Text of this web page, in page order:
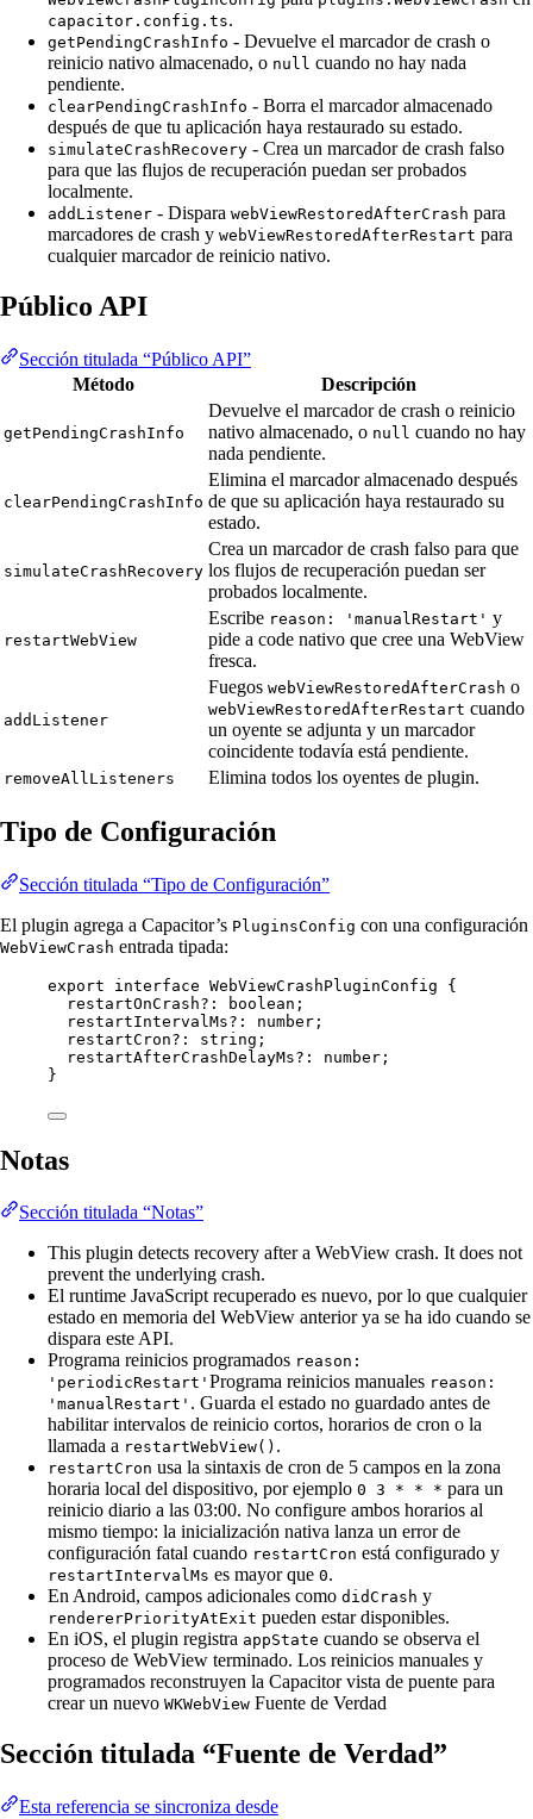
capacitor.config.ts.
getPendingCrashInfo - Devuelve el marcador de crash o
reinicio nativo almacenado, o null cuando no hay nada
pendiente.
clearPendingCrashInfo - Borra el marcador almacenado
después de que tu aplicación haya restaurado su estado.
simulateCrashRecovery - Crea un marcador de crash falso
para que las flujos de recuperación puedan ser probados
localmente.
addListener - Dispara webViewRestoredAfterCrash para
marcadores de crash y webViewRestoredAfterRestart para
cualquier marcador de reinicio nativo.
Público API
Sección titulada “Público API”
Método
Descripción
getPendingCrashInfo
Devuelve el marcador de crash o reinicio
nativo almacenado, o null cuando no hay
nada pendiente.
clearPendingCrashInfo
Elimina el marcador almacenado después
de que su aplicación haya restaurado su
estado.
simulateCrashRecovery
Crea un marcador de crash falso para que
los flujos de recuperación puedan ser
probados localmente.
restartWebView
Escribe reason: 'manualRestart' y
pide a code nativo que cree una WebView
fresca.
addListener
Fuegos webViewRestoredAfterCrash o
webViewRestoredAfterRestart cuando
un oyente se adjunta y un marcador
coincidente todavía está pendiente.
removeAllListeners Elimina todos los oyentes de plugin.
Tipo de Configuración
Sección titulada “Tipo de Configuración”
El plugin agrega a Capacitor’s PluginsConfig con una configuración
WebViewCrash entrada tipada:
export interface WebViewCrashPluginConfig {
restartOnCrash?: boolean ;
restartIntervalMs?: number ;
restartCron?: string ;
restartAfterCrashDelayMs?: number ;
}
Notas
Sección titulada “Notas”
This plugin detects recovery after a WebView crash. It does not
prevent the underlying crash.
El runtime JavaScript recuperado es nuevo, por lo que cualquier
estado en memoria del WebView anterior ya se ha ido cuando se
dispara este API.
Programa reinicios programados reason:
'periodicRestart' Programa reinicios manuales reason:
'manualRestart' . Guarda el estado no guardado antes de
habilitar intervalos de reinicio cortos, horarios de cron o la
llamada a restartWebView() .
restartCron usa la sintaxis de cron de 5 campos en la zona
horaria local del dispositivo, por ejemplo 0 3 * * * para un
reinicio diario a las 03:00. No configure ambos horarios al
mismo tiempo: la inicialización nativa lanza un error de
configuración fatal cuando restartCron está configurado y
restartIntervalMs es mayor que 0.
En Android, campos adicionales como didCrash y
rendererPriorityAtExit pueden estar disponibles.
En iOS, el plugin registra appState cuando se observa el
proceso de WebView terminado. Los reinicios manuales y
programados reconstruyen la Capacitor vista de puente para
crear un nuevo WKWebView Fuente de Verdad
Sección titulada “Fuente de Verdad”
Esta referencia se sincroniza desde